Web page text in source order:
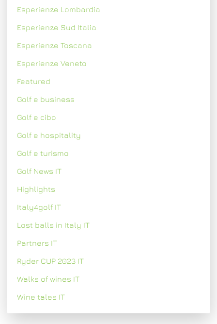
Esperienze Lombardia
Esperienze Sud Italia
Esperienze Toscana
Esperienze Veneto
Featured
Golf e business
Golf e cibo
Golf e hospitality
Golf e turismo
Golf News IT
Highlights
Italy4golf IT
Lost balls in Italy IT
Partners IT
Ryder CUP 2023 IT
Walks of wines IT
Wine tales IT